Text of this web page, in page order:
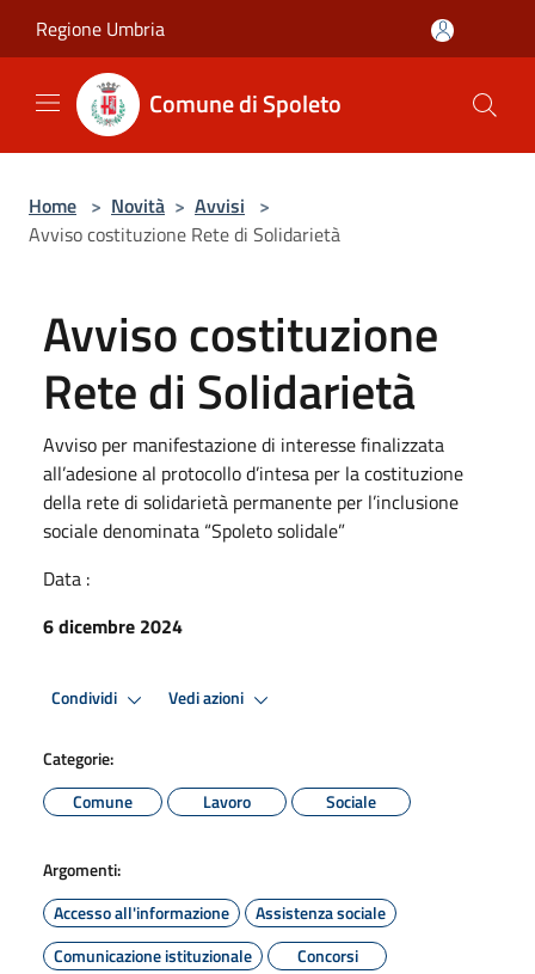
Regione Umbria
Comune di Spoleto
Home > Novità > Avvisi >
Avviso costituzione Rete di Solidarietà
Avviso costituzione
Rete di Solidarietà
Avviso per manifestazione di interesse finalizzata
all’adesione al protocollo d’intesa per la costituzione
della rete di solidarietà permanente per l’inclusione
sociale denominata “Spoleto solidale”
Data :
6 dicembre 2024
Condividi Vedi azioni
Categorie:
Comune
Lavoro Sociale
Argomenti:
Accesso all'informazione
Assistenza sociale
Comunicazione istituzionale
Concorsi